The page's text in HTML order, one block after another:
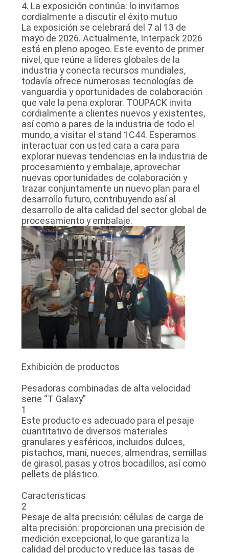
4. La exposición continúa: lo invitamos
cordialmente a discutir el éxito mutuo
La exposición se celebrará del 7 al 13 de
mayo de 2026. Actualmente, Interpack 2026
está en pleno apogeo. Este evento de primer
nivel, que reúne a líderes globales de la
industria y conecta recursos mundiales,
todavía ofrece numerosas tecnologías de
vanguardia y oportunidades de colaboración
que vale la pena explorar. TOUPACK invita
cordialmente a clientes nuevos y existentes,
así como a pares de la industria de todo el
mundo, a visitar el stand 1C44. Esperamos
interactuar con usted cara a cara para
explorar nuevas tendencias en la industria de
procesamiento y embalaje, aprovechar
nuevas oportunidades de colaboración y
trazar conjuntamente un nuevo plan para el
desarrollo futuro, contribuyendo así al
desarrollo de alta calidad del sector global de
procesamiento y embalaje.
Exhibición de productos
Pesadoras combinadas de alta velocidad
serie “T Galaxy”
1
Este producto es adecuado para el pesaje
cuantitativo de diversos materiales
granulares y esféricos, incluidos dulces,
pistachos, maní, nueces, almendras, semillas
de girasol, pasas y otros bocadillos, así como
pellets de plástico.
Características
2
Pesaje de alta precisión: células de carga de
alta precisión: proporcionan una precisión de
medición excepcional, lo que garantiza la
calidad del producto y reduce las tasas de